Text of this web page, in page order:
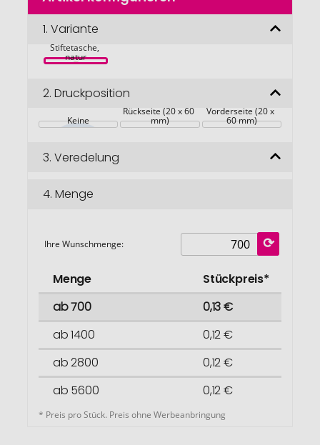
Bildgalerie
springen
1. Variante
Stiftetasche,
natur
2. Druckposition
Keine
Rückseite (20 x 60
mm)
Vorderseite (20 x
60 mm)
3. Veredelung
4. Menge
Ihre Wunschmenge:
Menge
Stückpreis*
ab 700
0,13 €
ab 1400
0,12 €
ab 2800
0,12 €
ab 5600
0,12 €
* Preis pro Stück. Preis ohne Werbeanbringung